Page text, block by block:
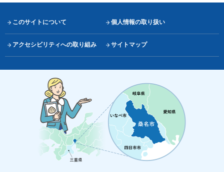
このサイトについて 個人情報の取り扱い
アクセシビリティへの取り組み サイトマップ